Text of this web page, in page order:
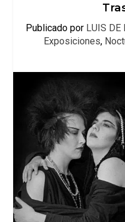
Publicado por LUIS DE
Exposiciones,